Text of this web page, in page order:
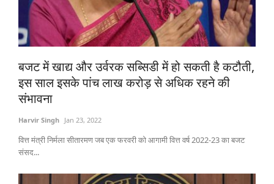
English Hindi
बजट में खाद्य और उर्वरक सब्सिडी में हो सकती है कटौती,
इस साल इसके पांच लाख करोड़ से अधिक रहने की
संभावना
Harvir Singh Jan 23, 2022
वित्त मंत्री निर्मला सीतारमण जब एक फरवरी को आगामी वित्त वर्ष 2022-23 का बजट
संसद...